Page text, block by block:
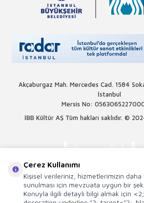
Akçaburgaz Mah. Mercedes Cad. 1584
İstanbul
Mersis No:
İBB Kültür AŞ Tüm hakları saklıdır. ©
Çerez Kullanımı
Kişisel verileriniz, hizmetlerimizin daha
sunulması için mevzuata uygun bir
Konuyla ilgili detaylı bilgi almak için